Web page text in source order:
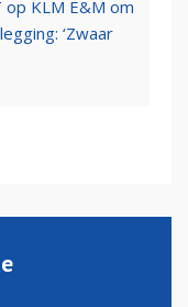
KLM E&M om
‘Zwaar